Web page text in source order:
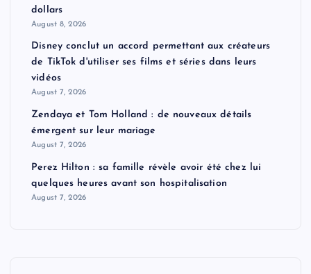
dollars
August 8, 2026
Disney conclut un accord permettant aux créateurs
de TikTok d'utiliser ses films et séries dans leurs
vidéos
August 7, 2026
Zendaya et Tom Holland : de nouveaux détails
émergent sur leur mariage
August 7, 2026
Perez Hilton : sa famille révèle avoir été chez lui
quelques heures avant son hospitalisation
August 7, 2026